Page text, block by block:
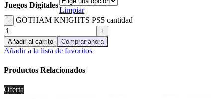
Juegos Digitales
Limpiar
GOTHAM KNIGHTS PS5 cantidad
Añadir al carrito Comprar ahora
Añadir a la lista de favoritos
Productos Relacionados
Oferta